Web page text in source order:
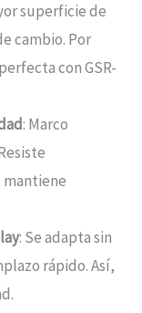
superficie de
cambio. Por
con GSR-
: Marco
mantiene
: Se adapta sin
rápido. Así,